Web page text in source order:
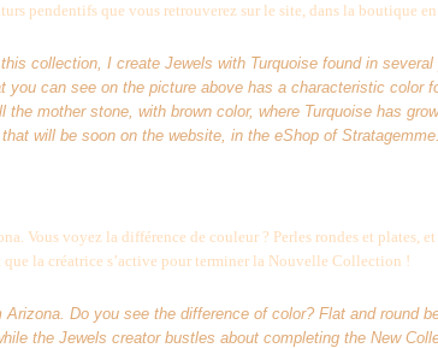
pendentifs que vous retrouverez sur le site, dans la boutique
collection, I create Jewels with Turquoise found in
you can see on the picture above has a characteristic color
mother stone, with brown color, where Turquoise has
will be soon on the website, in the eShop of Stratagemme.
Vous voyez la différence de couleur ? Perles rondes et plates,
la créatrice s’active pour terminer la Nouvelle Collection !
Do you see the difference of color? Flat and round
the Jewels creator bustles about completing the New